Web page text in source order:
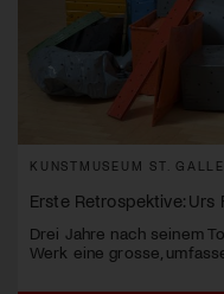
KUNSTMUSEUM ST.
Erste Retrospektive: Urs
Drei Jahre nach seinem
Werk eine grosse,